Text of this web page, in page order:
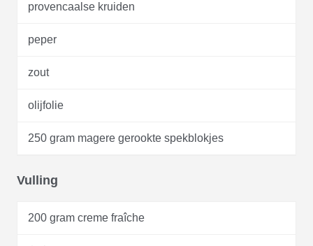
provencaalse kruiden
peper
zout
olijfolie
250 gram magere gerookte spekblokjes
Vulling
200 gram creme fraîche